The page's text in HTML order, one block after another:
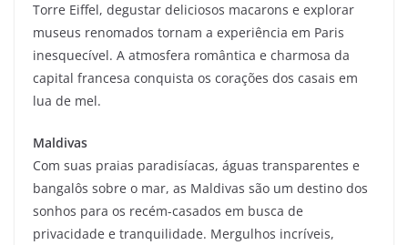
Torre Eiffel, degustar deliciosos macarons e explorar
museus renomados tornam a experiência em Paris
inesquecível. A atmosfera romântica e charmosa da
capital francesa conquista os corações dos casais em
lua de mel.
Maldivas
Com suas praias paradisíacas, águas transparentes e
bangalôs sobre o mar, as Maldivas são um destino dos
sonhos para os recém-casados em busca de
privacidade e tranquilidade. Mergulhos incríveis,